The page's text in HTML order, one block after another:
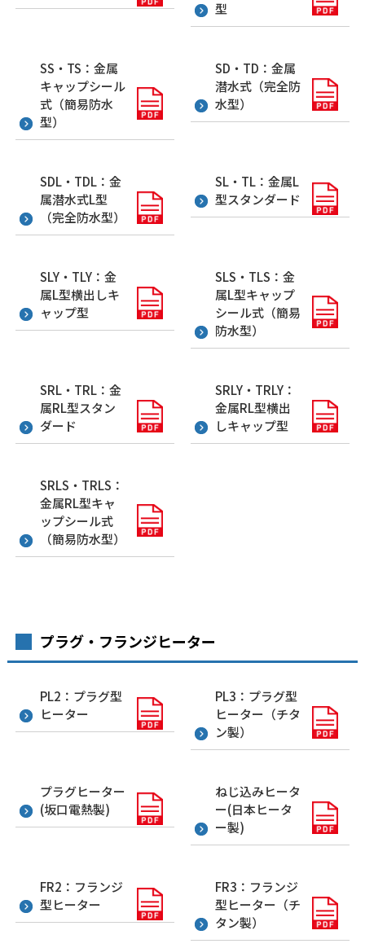
型
SS・TS：金属
キャップシール
式（簡易防水
型）
SD・TD：金属
潜水式（完全防
水型）
SDL・TDL：金
属潜水式L型
（完全防水型）
SL・TL：金属L
型スタンダード
SLY・TLY：金
属L型横出しキ
ャップ型
SLS・TLS：金
属L型キャップ
シール式（簡易
防水型）
SRL・TRL：金
属RL型スタン
ダード
SRLY・TRLY：
金属RL型横出
しキャップ型
SRLS・TRLS：
金属RL型キャ
ップシール式
（簡易防水型）
プラグ・フランジヒーター
PL2：プラグ型
ヒーター
PL3：プラグ型
ヒーター（チタ
ン製）
プラグヒーター
(坂口電熱製)
ねじ込みヒータ
ー(日本ヒータ
ー製)
FR2：フランジ
型ヒーター
FR3：フランジ
型ヒーター（チ
タン製）